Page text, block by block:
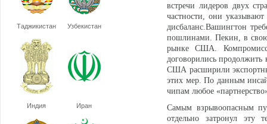
Таджикистан Узбекистан
Индия Иран
встречи лидеров двух
частности, они
дисбаланс.Вашингтон
пошлинами. Пекин, в свою
рынке США.
договорились продолжить
США расширили
этих мер. По данным
чипам любое
Самым взрывоопасным
отдельно затронул эту